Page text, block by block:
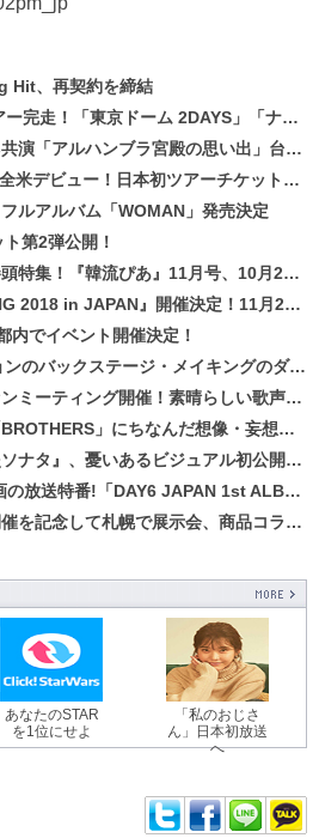
Hit、再契約を締結
「ナゴヤドーム1DAY」「京セラドーム1DAY」2019年ドームツアー開催決定！！
ルハンブラ宮殿の思い出」台本読み現場を公開
！日本初ツアーチケットが早くもプレミア化！？
ルアルバム「WOMAN」発売決定
第2弾公開！
『韓流ぴあ』11月号、10月22日（月）発売！
』開催決定！11月21、22日にパシフィコ横浜にて実施
内でイベント開催決定！
ステージ・メイキングのダイジェスト映像が公開！
ング開催！素晴らしい歌声に癒される贅沢な時間
」にちなんだ想像・妄想企画がスタート！
ジュアル初公開!! 主役リョウク、SHIN、KENらのコメントが到着！
1st ALBUM「UNLOCK」発売記念 ライブ@ニコ生」を配信決定!
念して札幌で展示会、商品コラボが実現！！
あなたのSTAR
を1位にせよ
「私のおじさ
ん」日本初放送
へ